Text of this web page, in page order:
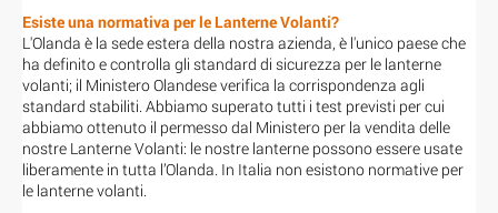
Esiste una normativa per le Lanterne Volanti?
L'Olanda è la sede estera della nostra azienda, è l'unico paese che
ha definito e controlla gli standard di sicurezza per le lanterne
volanti; il Ministero Olandese verifica la corrispondenza agli
standard stabiliti. Abbiamo superato tutti i test previsti per cui
abbiamo ottenuto il permesso dal Ministero per la vendita delle
nostre Lanterne Volanti: le nostre lanterne possono essere usate
liberamente in tutta l’Olanda. In Italia non esistono normative per
le lanterne volanti.